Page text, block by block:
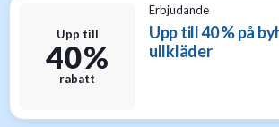
Upp till
40 %
rabatt
Erbjudande
Upp till 40 % på
ullkläder